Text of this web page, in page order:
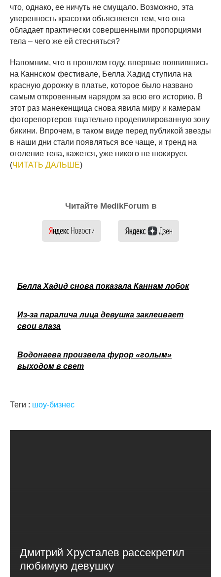
что, однако, ее ничуть не смущало. Возможно, эта
уверенность красотки объясняется тем, что она
обладает практически совершенными пропорциями
тела – чего же ей стесняться?
Напомним, что в прошлом году, впервые появившись
на Каннском фестивале, Белла Хадид ступила на
красную дорожку в платье, которое было названо
самым откровенным нарядом за всю его историю. В
этот раз манекенщица снова явила миру и камерам
фоторепортеров тщательно продепилированную зону
бикини. Впрочем, в таком виде перед публикой звезды
в наши дни стали появляться все чаще, и тренд на
оголение тела, кажется, уже никого не шокирует.
(ЧИТАТЬ ДАЛЬШЕ)
Читайте MedikForum в
Белла Хадид снова показала Каннам лобок
Из-за паралича лица девушка заклеивает
свои глаза
Водонаева произвела фурор «голым»
выходом в свет
Теги : шоу-бизнес
Дмитрий Хрусталев рассекретил
любимую девушку